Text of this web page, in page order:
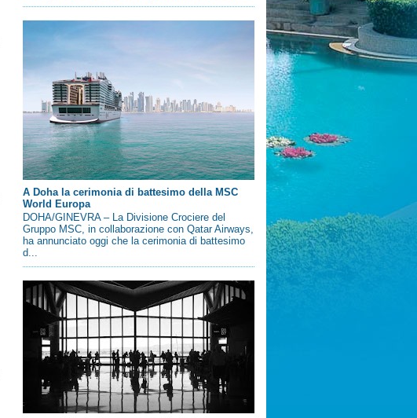
A Doha la cerimonia di battesimo della MSC
World Europa
DOHA/GINEVRA – La Divisione Crociere del
Gruppo MSC, in collaborazione con Qatar Airways,
ha annunciato oggi che la cerimonia di battesimo
d...